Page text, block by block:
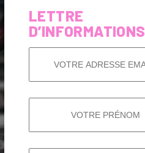
LETTRE
D’INFORMATIONS